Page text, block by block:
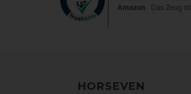
HORSEVEN